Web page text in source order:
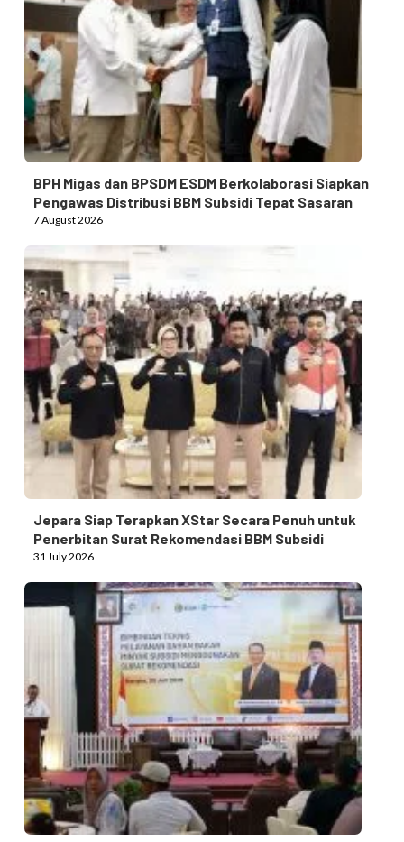
BPH Migas dan BPSDM ESDM Berkolaborasi Siapkan
Pengawas Distribusi BBM Subsidi Tepat Sasaran
7 August 2026
Jepara Siap Terapkan XStar Secara Penuh untuk
Penerbitan Surat Rekomendasi BBM Subsidi
31 July 2026